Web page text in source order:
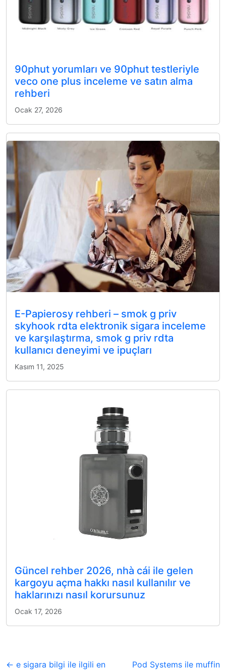
90phut yorumları ve 90phut testleriyle
veco one plus inceleme ve satın alma
rehberi
Ocak 27, 2026
E-Papierosy rehberi – smok g priv
skyhook rdta elektronik sigara inceleme
ve karşılaştırma, smok g priv rdta
kullanıcı deneyimi ve ipuçları
Kasım 11, 2025
Güncel rehber 2026, nhà cái ile gelen
kargoyu açma hakkı nasıl kullanılır ve
haklarınızı nasıl korursunuz
Ocak 17, 2026
← e sigara bilgi ile ilgili en
Pod Systems ile muffin